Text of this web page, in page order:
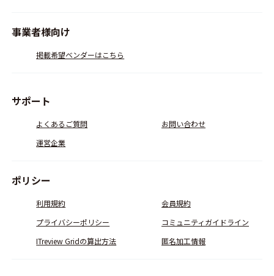
事業者様向け
掲載希望ベンダーはこちら
サポート
よくあるご質問
お問い合わせ
運営企業
ポリシー
利用規約
会員規約
プライバシーポリシー
コミュニティガイドライン
ITreview Gridの算出方法
匿名加工情報